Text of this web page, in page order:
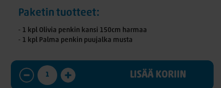
Paketin tuotteet:
⁃ 1 kpl Olivia penkin kansi 150cm harmaa
⁃ 1 kpl Palma penkin puujalka musta
LISÄÄ KORIIN